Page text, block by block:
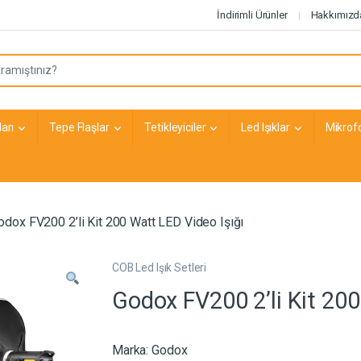
İndirimli Ürünler
Tepe Flaşlar Tetikleyiciler Led Işıklar
FV200 2’li Kit 200 Watt LED Video Işığı
COB Led Işık Setleri
Godox FV200 2’li Kit
Marka: Godox